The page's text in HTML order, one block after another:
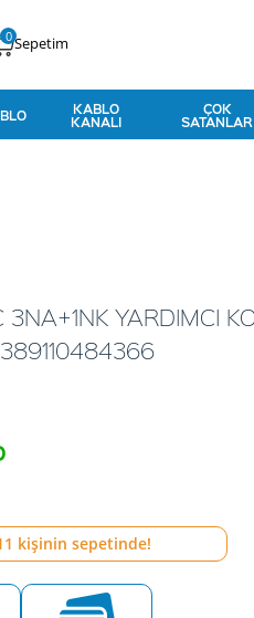
Sepetim
0
KABLO
KANALI
ÇOK
SATANLAR
3NA+1NK YARDIMCI
kişinin sepetinde!